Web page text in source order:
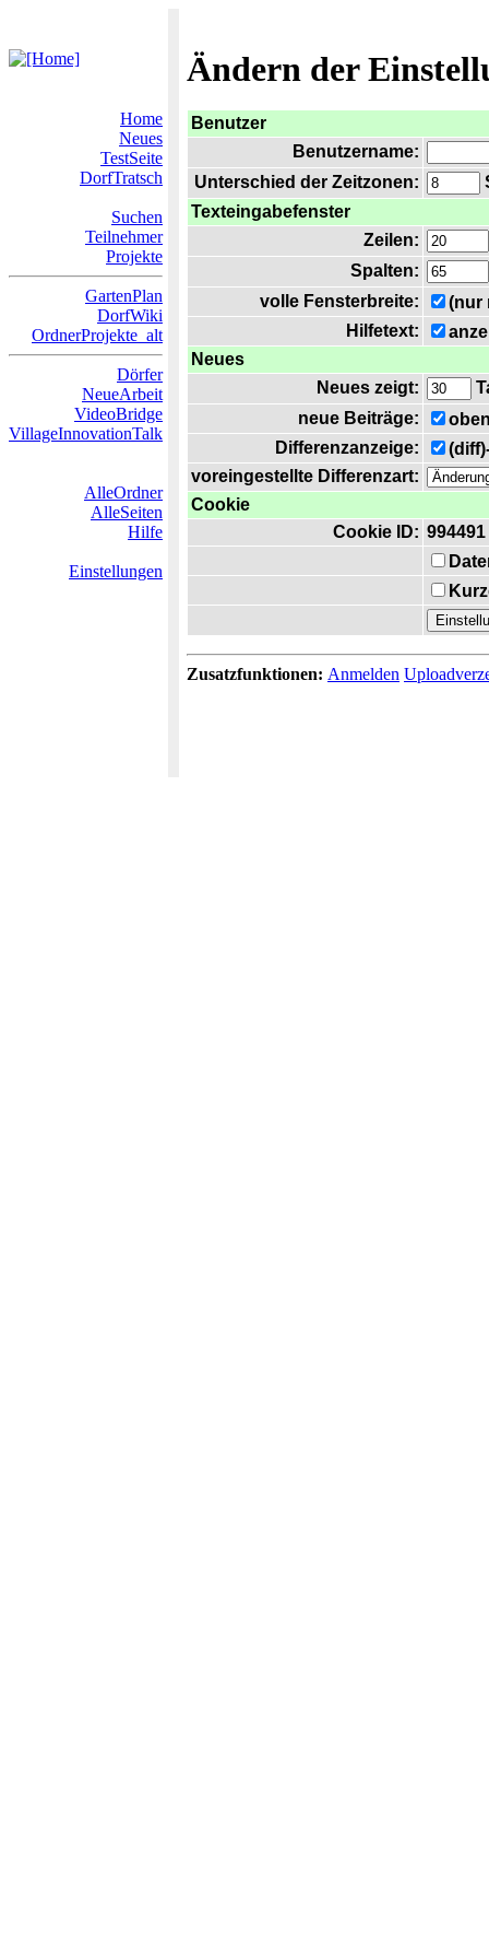
Ändern der
Home
Neues
TestSeite
DorfTratsch
Suchen
Teilnehmer
Projekte
GartenPlan
DorfWiki
OrdnerProjekte_alt
Dörfer
NeueArbeit
VideoBridge
VillageInnovationTalk
AlleOrdner
AlleSeiten
Hilfe
Einstellungen
Benutzer
Benutzername:
Unterschied der Zeitzonen:
Texteingabefenster
Zeilen:
Spalten:
volle Fensterbreite:
(nur
Hilfetext:
Neues
Neues zeigt:
neue Beiträge:
Differenzanzeige:
voreingestellte Differenzart:
Cookie
Cookie ID: 994491
Zusatzfunktionen: Anmelden